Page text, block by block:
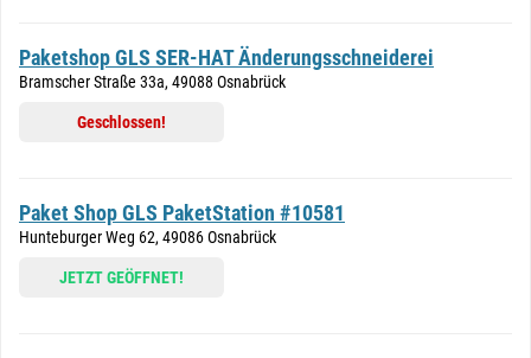
Paketshop GLS SER-HAT Änderungsschneiderei
Bramscher Straße 33a, 49088 Osnabrück
Geschlossen!
Paket Shop GLS PaketStation #10581
Hunteburger Weg 62, 49086 Osnabrück
JETZT GEÖFFNET!